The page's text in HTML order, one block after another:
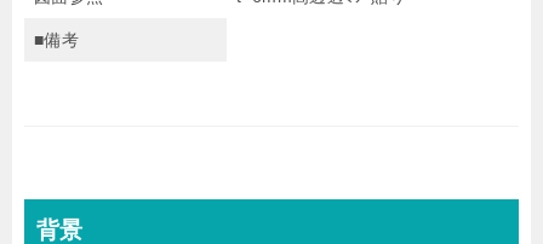
■備考
背景